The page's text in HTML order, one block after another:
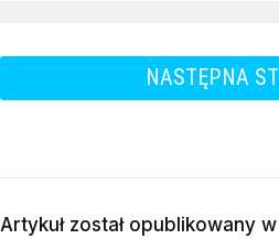
NASTĘPNA
Artykuł został opublikowany w